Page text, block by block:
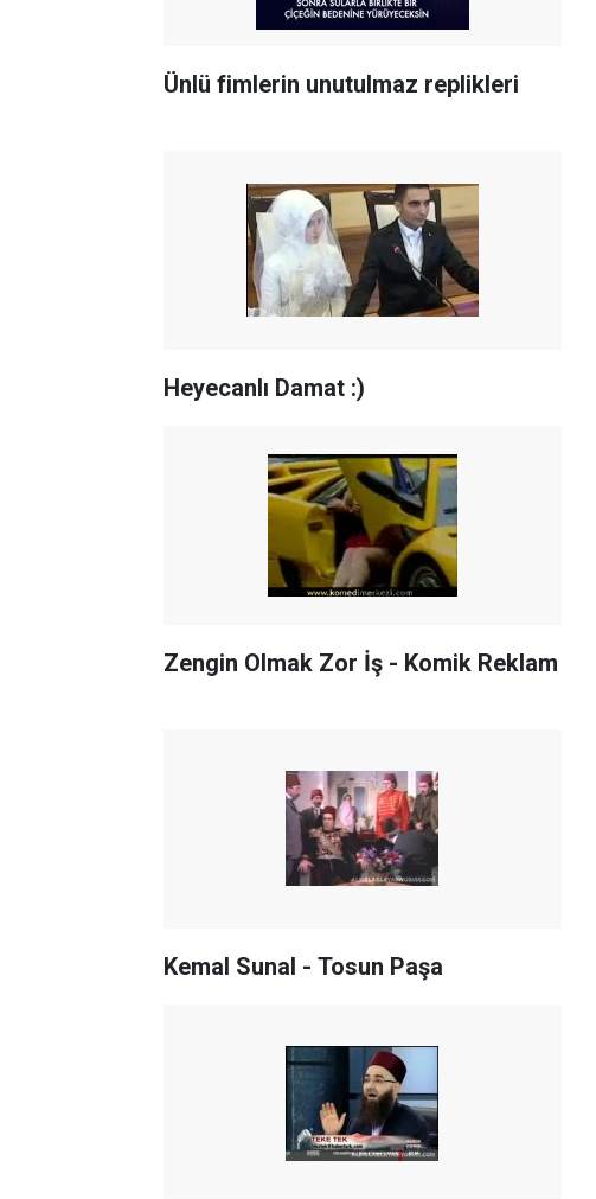
Ünlü fimlerin unutulmaz replikleri
Heyecanlı Damat :)
Zengin Olmak Zor İş - Komik Reklam
Kemal Sunal - Tosun Paşa